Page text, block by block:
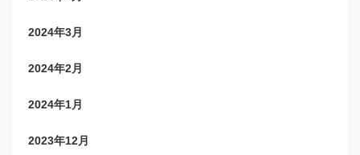
2024年3月
2024年2月
2024年1月
2023年12月